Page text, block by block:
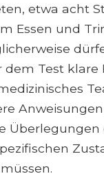
etwa acht
Essen und
Test klare
Überlegungen